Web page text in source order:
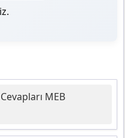
MEB